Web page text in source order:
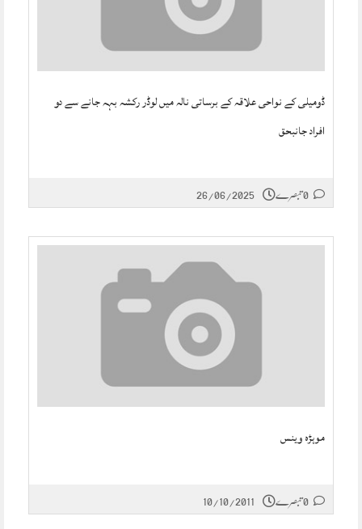
ڈومیلی کے نواحی علاقہ کے برساتی نالہ میں لوڈر رکشہ بہہ جانے سے دو
افراد جانبحق
26/06/2025
موہڑہ وینس
10/10/2011